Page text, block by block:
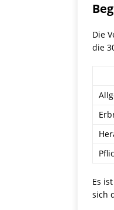
Die
die
Es
sich